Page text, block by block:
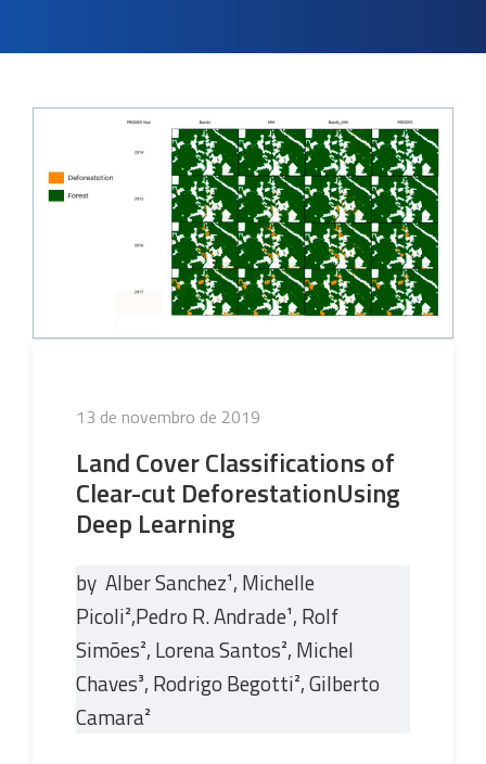
Publicado
13 de novembro de 2019
Land Cover Classifications of
Clear-cut DeforestationUsing
Deep Learning
by Alber Sanchez¹, Michelle
Picoli²,Pedro R. Andrade¹, Rolf
Simões², Lorena Santos², Michel
Chaves³, Rodrigo Begotti², Gilberto
Camara²